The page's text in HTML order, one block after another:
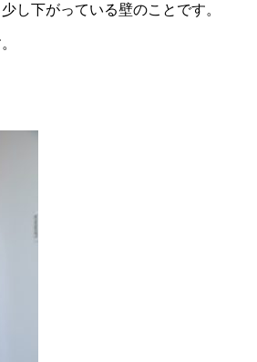
し下がっている壁のことです。